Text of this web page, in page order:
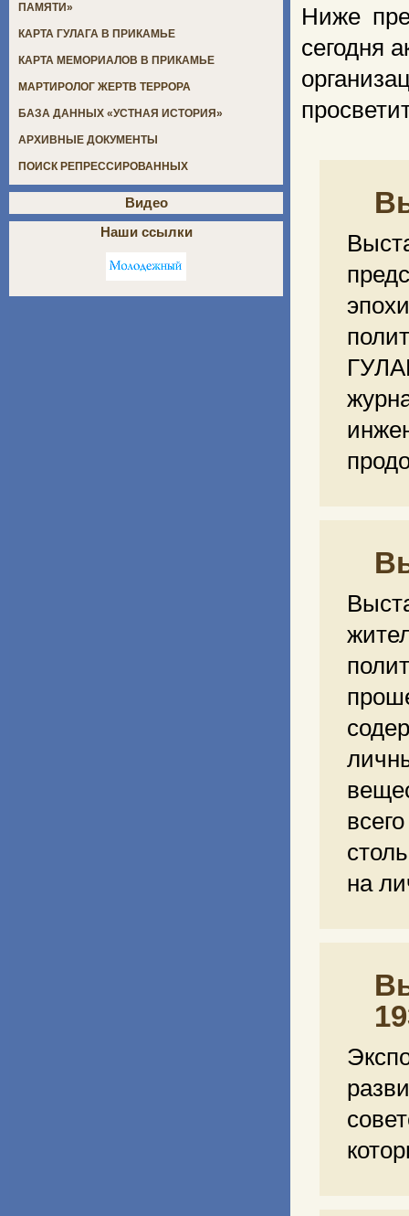
Ниже
сегодня
на
ПАМЯТИ»
КАРТА ГУЛАГА В ПРИКАМЬЕ
КАРТА МЕМОРИАЛОВ В ПРИКАМЬЕ
МАРТИРОЛОГ ЖЕРТВ ТЕРРОРА
БАЗА ДАННЫХ «УСТНАЯ ИСТОРИЯ»
АРХИВНЫЕ ДОКУМЕНТЫ
ПОИСК РЕПРЕССИРОВАННЫХ
Видео
Наши ссылки